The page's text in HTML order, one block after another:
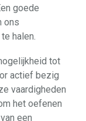
goede
ons
halen.
tot
actief bezig
vaardigheden
het oefenen
een